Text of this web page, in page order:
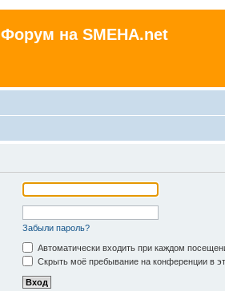
Форум на SMEHA.net
Забыли пароль?
Автоматически входить при каждом
Скрыть моё пребывание на конференции в